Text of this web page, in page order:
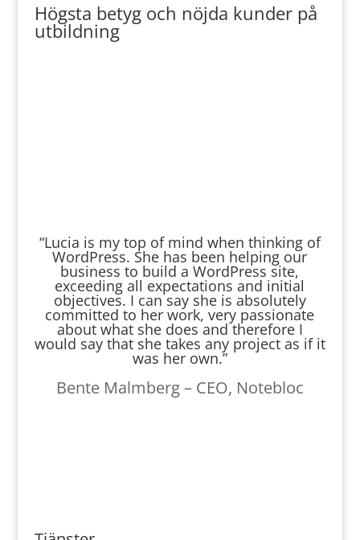
Högsta betyg och nöjda kunder på
utbildning
“Lucia is my top of mind when thinking of
WordPress. She has been helping our
business to build a WordPress site,
exceeding all expectations and initial
objectives. I can say she is absolutely
committed to her work, very passionate
about what she does and therefore I
would say that she takes any project as if it
was her own.”
Bente Malmberg – CEO, Notebloc